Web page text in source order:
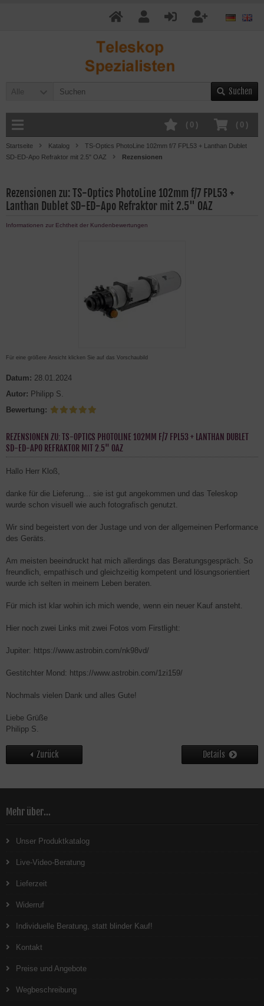
Alle Suchen
( 0 )
( 0 )
Startseite Katalog
TS-Optics PhotoLine 102mm f/7 FPL53 + Lanthan Dublet
SD-ED-Apo Refraktor mit 2.5" OAZ
Rezensionen
Rezensionen zu: TS-Optics PhotoLine 102mm f/7 FPL53 +
Lanthan Dublet SD-ED-Apo Refraktor mit 2.5" OAZ
Informationen zur Echtheit der Kundenbewertungen
Für eine größere Ansicht klicken Sie auf das Vorschaubild
Datum: 28.01.2024
Autor: Philipp S.
Bewertung:
REZENSIONEN ZU: TS-OPTICS PHOTOLINE 102MM F/7 FPL53 + LANTHAN DUBLET
SD-ED-APO REFRAKTOR MIT 2.5" OAZ
Hallo Herr Kloß,
danke für die Lieferung... sie ist gut angekommen und das Teleskop
wurde schon visuell wie auch fotografisch genutzt.
Wir sind begeistert von der Justage und von der allgemeinen Performance
des Geräts.
Am meisten beeindruckt hat mich allerdings das Beratungsgespräch. So
freundlich, empathisch und gleichzeitig kompetent und lösungsorientiert
wurde ich selten in meinem Leben beraten.
Für mich ist klar wohin ich mich wende, wenn ein neuer Kauf ansteht.
Hier noch zwei Links mit zwei Fotos vom Firstlight:
Jupiter: https://www.astrobin.com/nk98vd/
Gestitchter Mond: https://www.astrobin.com/1zi159/
Nochmals vielen Dank und alles Gute!
Liebe Grüße
Philipp S.
Zurück Details
Mehr über...
Unser Produktkatalog
Live-Video-Beratung
Lieferzeit
Widerruf
Individuelle Beratung, statt blinder Kauf!
Kontakt
Preise und Angebote
Wegbeschreibung